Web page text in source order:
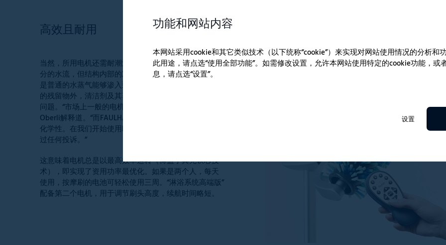
高效且耐用
当然，所用电机还需耐潮湿。尽管刷头外壳可阻挡大部
分的水流，但结构内部的冷凝现象却不可避免。不仅仅
是普通的水蒸气能够渗入到内部。除了洗发水和沐浴露
的残留物外，清洁剂及其蒸汽也会导致按摩器内部出现
问题。“市场上一般的电机连一个月都坚持不了，”Bruno
Oberli解释道。“而FAULHABER电机的特点是其强大的耐
化学性。在我们开始使用FAULHABER电机后，从未收到
过任何投诉。”
这意味着电机总是以最高效率运转（得益于其无铁芯技
术），即实现了资用功率最优化。如果是两个人，每天
使用，按摩刷的电池可轻松使用三周。“淋浴系统高端版”
配备第二个电机，用于调节刷头高度，续航时间略短。
功能和网站内容
本网站采用cookie和其它类似技术（以下统称“cookie”）来实现对网站使用情况的分析和
此用途，请点选“使用全部功能”。如需修改设置，允许本网站使用特定的cookie功能，或
息，请点选“设置”。
设置